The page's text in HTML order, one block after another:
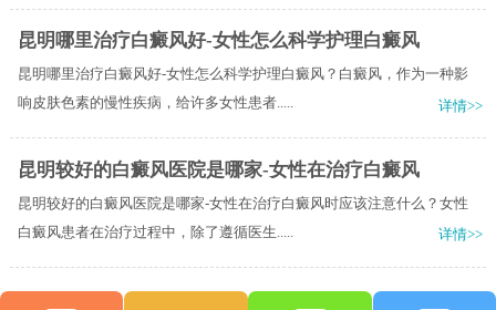
昆明哪里治疗白癜风好-女性怎么科学护理白癜风
昆明哪里治疗白癜风好-女性怎么科学护理白癜风？白癜风，作为一种影
响皮肤色素的慢性疾病，给许多女性患者.....
详情>>
昆明较好的白癜风医院是哪家-女性在治疗白癜风
昆明较好的白癜风医院是哪家-女性在治疗白癜风时应该注意什么？女性
白癜风患者在治疗过程中，除了遵循医生.....
详情>>